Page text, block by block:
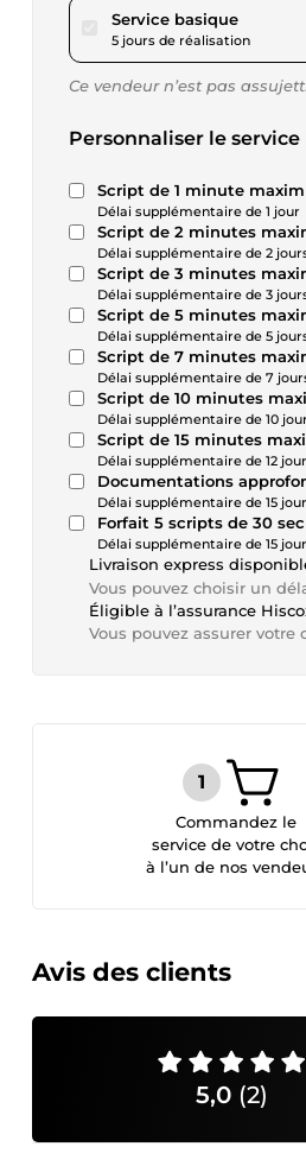
Service basiquepour
5 jours de réalisation
Ce vendeur n’est pas
Personnaliser le service
Script de 1 minute
Délai supplémentaire de 1 jour
Script de 2 minutes
Délai supplémentaire de 2
Script de 3 minutes
Délai supplémentaire de 3
Script de 5 minutes
Délai supplémentaire de 5
Script de 7 minutes
Délai supplémentaire de 7
Script de 10 minutes
Délai supplémentaire de 10
Script de 15 minutes
Délai supplémentaire de 12
Documentations
Délai supplémentaire de 15
Forfait 5 scripts de 30
Délai supplémentaire de 15
Livraison express
Vous pouvez choisir un
Éligible à l’assurance
Vous pouvez assurer
Commandez le
service de votre
à l’un de nos
Avis des clients
5,0 (2)